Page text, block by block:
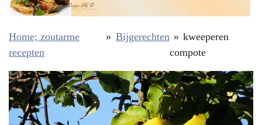
Home; zoutarme
recepten
» Bijgerechten » kweeperen
compote